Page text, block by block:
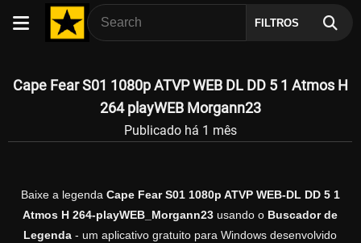
FILTROS
Cape Fear S01 1080p ATVP WEB DL DD 5 1 Atmos H
264 playWEB Morgann23
Publicado há 1 mês
Baixe a legenda Cape Fear S01 1080p ATVP WEB-DL DD 5 1
Atmos H 264-playWEB_Morgann23 usando o Buscador de
Legenda - um aplicativo gratuito para Windows desenvolvido